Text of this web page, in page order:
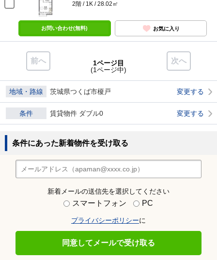
2階 / 1K / 28.02㎡
お問い合わせ(無料) お気に入り
前へ 次へ
1ページ目
(1ページ中)
地域・路線 茨城県つくば市榎戸 変更する
条件 賃貸物件 ダブル0 変更する
条件にあった新着物件を受け取る
新着メールの送信先を選択してください
スマートフォン PC
プライバシーポリシーに
同意してメールで受け取る